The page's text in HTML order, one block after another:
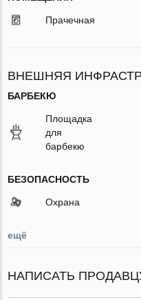
Прачечная
ВНЕШНЯЯ
БАРБЕКЮ
Площадка
для
барбекю
БЕЗОПАСНОСТЬ
Охрана
ещё
НАПИСАТЬ